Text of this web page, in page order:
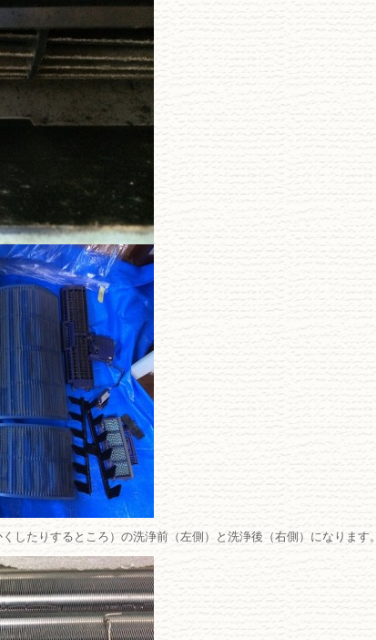
したりするところ）の洗浄前（左側）と洗浄後（右側）になります。